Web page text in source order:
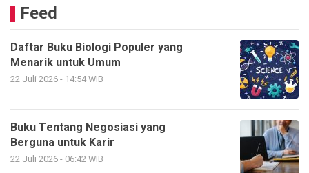
Feed
Daftar Buku Biologi Populer yang
Menarik untuk Umum
22 Juli 2026 - 14:54 WIB
Buku Tentang Negosiasi yang
Berguna untuk Karir
22 Juli 2026 - 06:42 WIB